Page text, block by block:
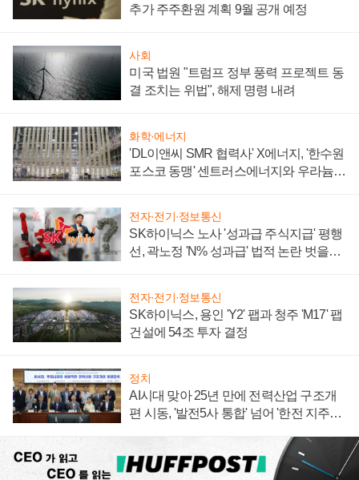
추가 주주환원 계획 9월 공개 예정
사회
미국 법원 "트럼프 정부 풍력 프로젝트 동
결 조치는 위법", 해제 명령 내려
화학·에너지
'DL이앤씨 SMR 협력사' X에너지, '한수원
포스코 동맹' 센트러스에너지와 우라늄
전자·전기·정보통신
SK하이닉스 노사 '성과급 주식지급' 평행
선, 곽노정 'N% 성과급' 법적 논란 벗을지
전자·전기·정보통신
SK하이닉스, 용인 'Y2' 팹과 청주 'M17' 팹
건설에 54조 투자 결정
정치
AI시대 맞아 25년 만에 전력산업 구조개
편 시동, '발전5사 통합' 넘어 '한전 지주사'